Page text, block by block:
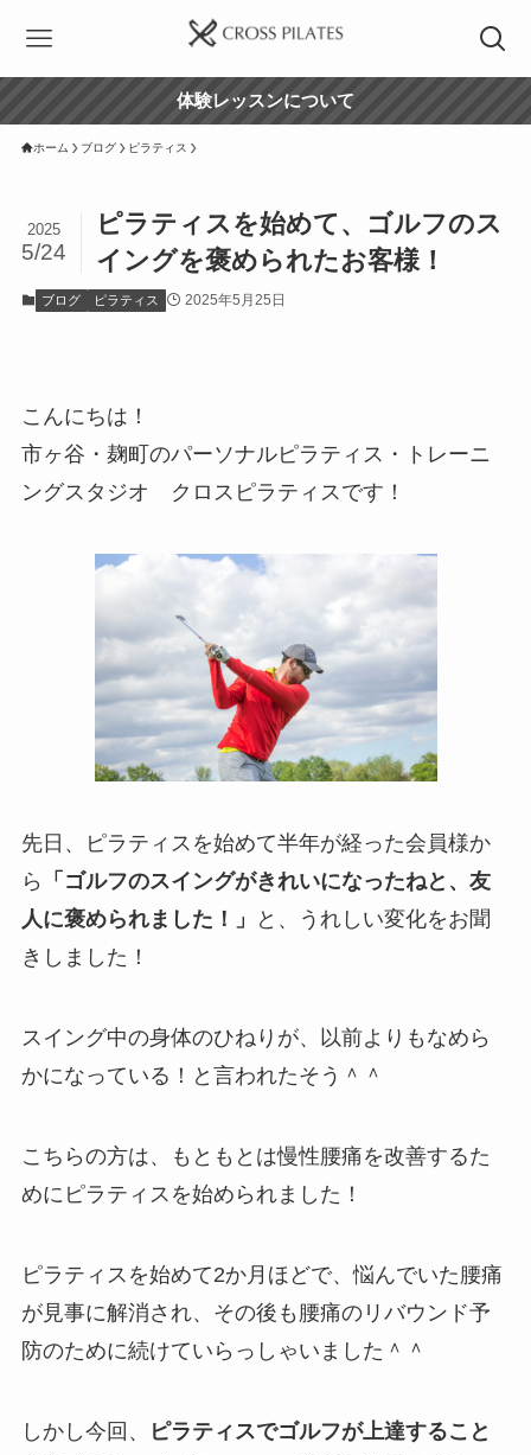
体験レッスンについて
ホーム ブログ ピラティス
ピラティスを始めて、ゴルフのス
イングを褒められたお客様！
2025
5/24
ブログ ピラティス 2025年5月25日
こんにちは！
市ヶ谷・麹町のパーソナルピラティス・トレーニ
ングスタジオ クロスピラティスです！
先日、ピラティスを始めて半年が経った会員様か
ら
「ゴルフのスイングがきれいになったねと、友
人に褒められました！」
と、うれしい変化をお聞
きしました！
スイング中の身体のひねりが、以前よりもなめら
かになっている！と言われたそう＾＾
こちらの方は、もともとは慢性腰痛を改善するた
めにピラティスを始められました！
ピラティスを始めて2か月ほどで、悩んでいた腰痛
が見事に解消され、その後も腰痛のリバウンド予
防のために続けていらっしゃいました＾＾
しかし今回、
ピラティスでゴルフが上達すること